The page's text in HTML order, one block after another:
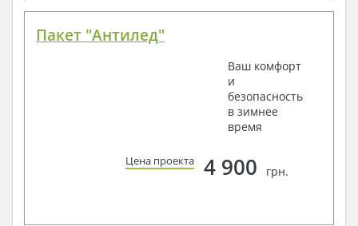
Пакет "Антилед"
Ваш комфорт
и
безопасность
в зимнее
время
Цена проекта 4 900 грн.